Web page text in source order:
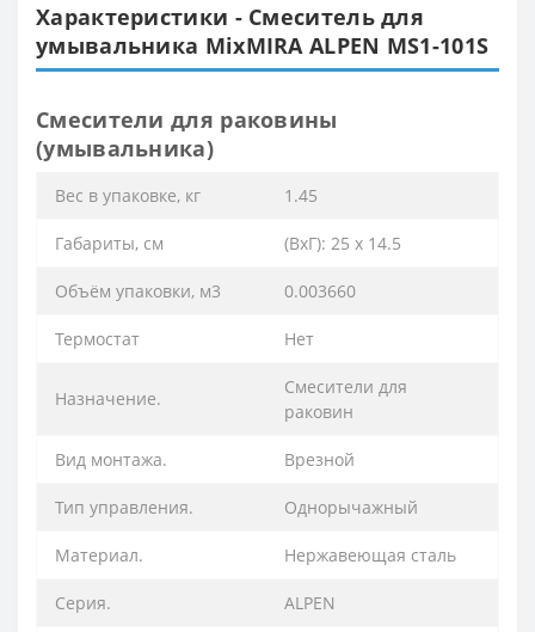
Характеристики - Смеситель для
умывальника MixMIRA ALPEN MS1-101S
Смесители для раковины
(умывальника)
Вес в упаковке, кг 1.45
Габариты, см (ВхГ): 25 х 14.5
Объём упаковки, м3 0.003660
Термостат Нет
Назначение.
Смесители для
раковин
Вид монтажа. Врезной
Тип управления. Однорычажный
Материал. Нержавеющая сталь
Серия. ALPEN